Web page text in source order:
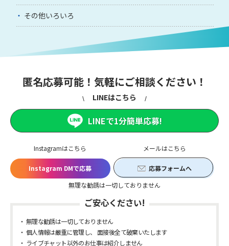
その他いろいろ
匿名応募可能！気軽にご相談ください！
Instagramはこちら
Instagram DMで応募
メールはこちら
応募フォームへ
無理な勧誘は一切しておりません
LINEはこちら
LINEで1分簡単応募!
ご安心ください!
無理な勧誘は一切しておりません
個人情報は厳重に管理し、 面接後全て破棄いたします
ライブチャット以外のお仕事は紹介しません